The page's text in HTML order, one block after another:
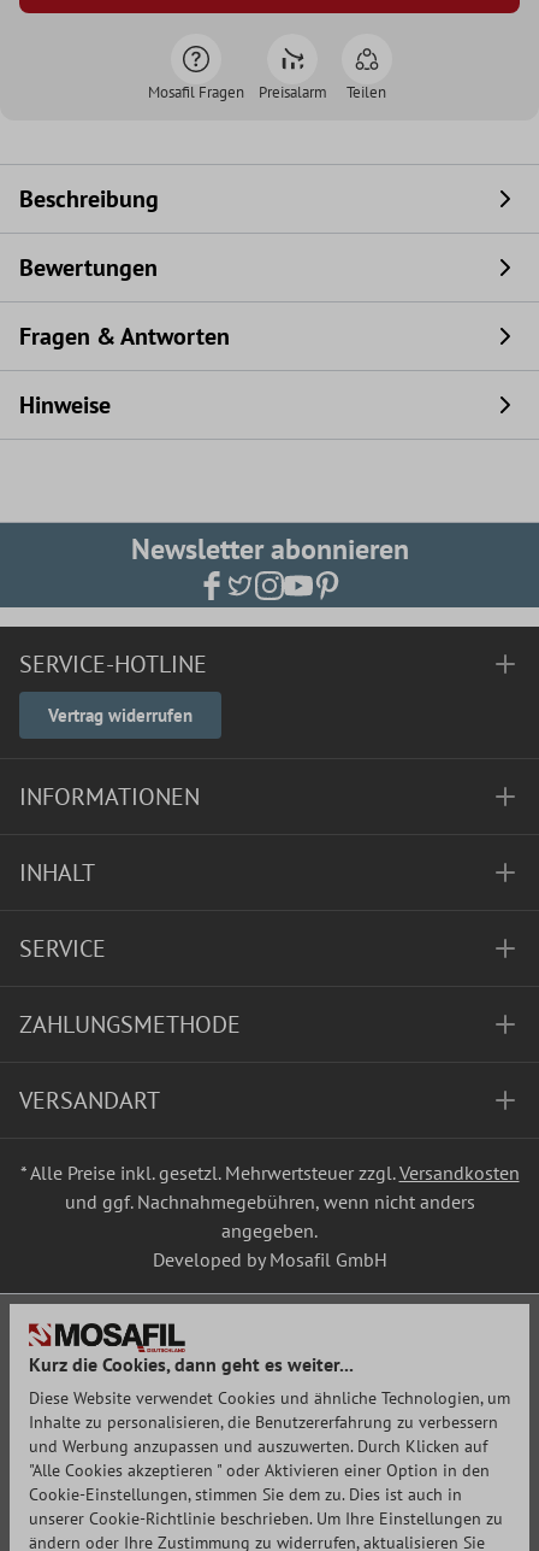
Mosafil Fragen Preisalarm Teilen
Beschreibung
Bewertungen
Fragen & Antworten
Hinweise
Newsletter abonnieren
SERVICE-HOTLINE
Vertrag widerrufen
INFORMATIONEN
INHALT
SERVICE
ZAHLUNGSMETHODE
VERSANDART
* Alle Preise inkl. gesetzl. Mehrwertsteuer zzgl.Versandkosten
und ggf. Nachnahmegebühren, wenn nicht anders
angegeben.
Developed by Mosafil GmbH
Kurz die Cookies, dann geht es weiter...
Diese Website verwendet Cookies und ähnliche Technologien, um
Inhalte zu personalisieren, die Benutzererfahrung zu verbessern
und Werbung anzupassen und auszuwerten. Durch Klicken auf
"Alle Cookies akzeptieren " oder Aktivieren einer Option in den
Cookie-Einstellungen, stimmen Sie dem zu. Dies ist auch in
unserer Cookie-Richtlinie beschrieben. Um Ihre Einstellungen zu
ändern oder Ihre Zustimmung zu widerrufen, aktualisieren Sie